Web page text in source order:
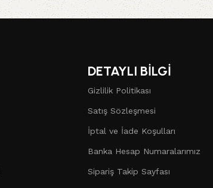
DETAYLI BİLGİ
Gizlilik Politikası
Satış Sözleşmesi
İptal ve İade Koşulları
Banka Hesap Numaralarımız
Sipariş Takip Sayfası